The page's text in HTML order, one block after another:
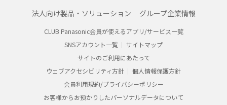
法人向け製品・ソリューション グループ企業情報
CLUB Panasonic会員が使えるアプリ/サービス一覧
SNSアカウント一覧
サイトマップ
サイトのご利用にあたって
ウェブアクセシビリティ方針
個人情報保護方針
会員利用規約/プライバシーポリシー
お客様からお預かりしたパーソナルデータについて